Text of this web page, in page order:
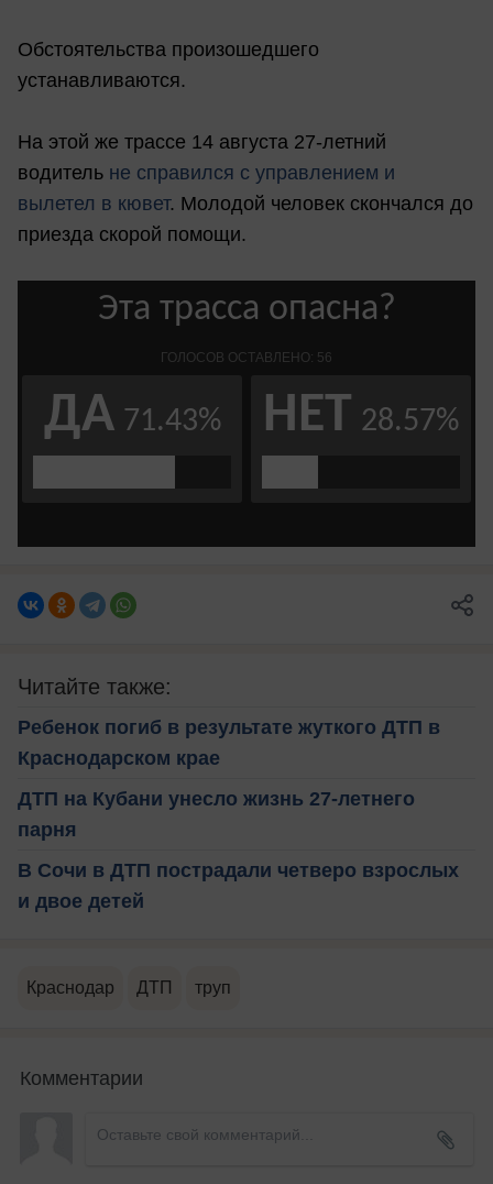
Обстоятельства произошедшего
устанавливаются.
На этой же трассе 14 августа 27-летний
водитель не справился с управлением и
вылетел в кювет. Молодой человек скончался до
приезда скорой помощи.
Читайте также:
Ребенок погиб в результате жуткого ДТП в
Краснодарском крае
ДТП на Кубани унесло жизнь 27-летнего
парня
В Сочи в ДТП пострадали четверо взрослых
и двое детей
Краснодар ДТП труп
Комментарии